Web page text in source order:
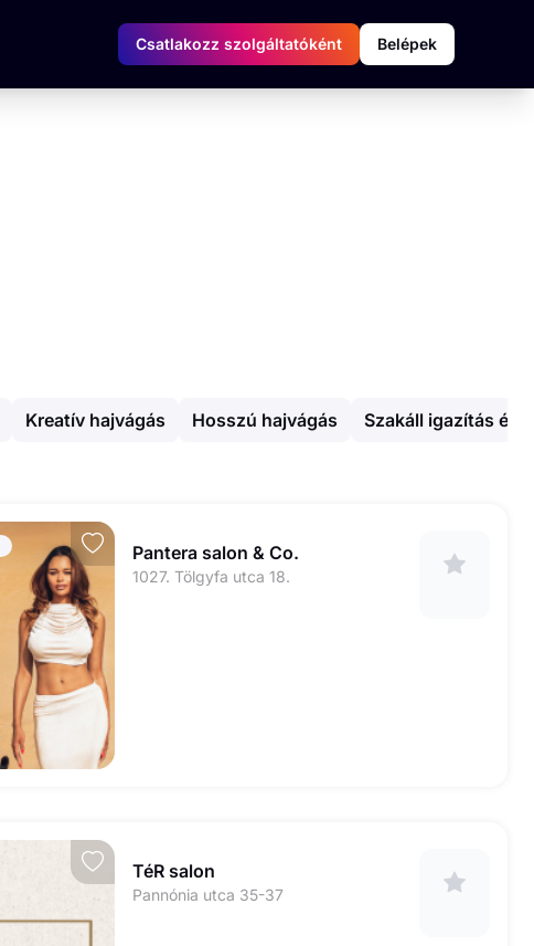
Csatlakozz szolgáltatóként Belépek
Kreatív hajvágás Hosszú hajvágás Szakáll igazítás és
Pantera salon & Co.
1027. Tölgyfa utca 18.
TéR salon
Pannónia utca 35-37